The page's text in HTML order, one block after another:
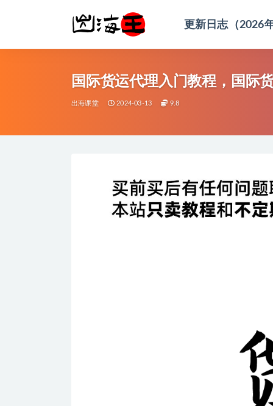
更新日志（2026
国际货运代理入门教程，国际
出海课堂 2024-03-13 9.8